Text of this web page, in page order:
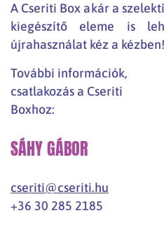
A Cseriti Box akár a
kiegészítő eleme is
újrahasználat kéz a kézben!
További információk,
csatlakozás a Cseriti
Boxhoz:
SÁHY GÁBOR
cseriti@cseriti.hu
+36 30 285 2185